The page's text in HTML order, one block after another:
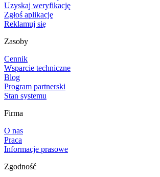
Uzyskaj weryfikację
Zgłoś aplikację
Reklamuj się
Zasoby
Cennik
Wsparcie techniczne
Blog
Program partnerski
Stan systemu
Firma
O nas
Praca
Informacje prasowe
Zgodność